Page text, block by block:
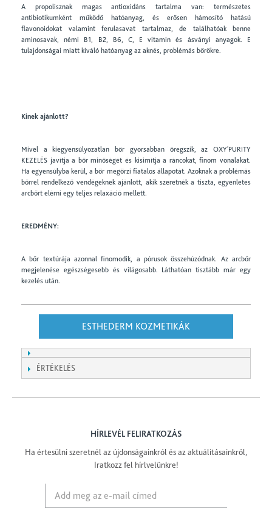
A propolisznak magas antioxidáns tartalma van: természetes
antibiotikumként működő hatóanyag, és erősen hámosító hatású
flavonoidokat valamint ferulasavat tartalmaz, de találhatóak benne
aminosavak, némi B1, B2, B6, C, E vitamin és ásványi anyagok. E
tulajdonságai miatt kiváló hatóanyag az aknés, problémás bőrökre.
Kinek ajánlott?
Mivel a kiegyensúlyozatlan bőr gyorsabban öregszik, az OXY'PURITY
KEZELÉS javítja a bőr minőségét és kisimítja a ráncokat, finom vonalakat.
Ha egyensúlyba kerül, a bőr megőrzi fiatalos állapotát. Azoknak a problémás
bőrrel rendelkező vendégeknek ajánlott, akik szeretnék a tiszta, egyenletes
arcbőrt elérni egy teljes relaxáció mellett.
EREDMÉNY:
A bőr textúrája azonnal finomodik, a pórusok összehúzódnak. Az arcbőr
megjelenése egészségesebb és világosabb. Láthatóan tisztább már egy
kezelés után.
ESTHEDERM KOZMETIKÁK
ÉRTÉKELÉS
HÍRLEVÉL FELIRATKOZÁS
Ha értesülni szeretnél az újdonságainkról és az aktuálitásainkról,
Iratkozz fel hírlvelünkre!